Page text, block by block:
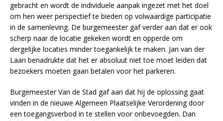
gebracht en wordt de individuele aanpak ingezet met het doel
om hen weer perspectief te bieden op volwaardige participatie
in de samenleving. De burgemeester gaf verder aan dat er ook
scherp naar de locatie gekeken wordt en opperde om
dergelijke locaties minder toegankelijk te maken. Jan van der
Laan benadrukte dat het er absoluut niet toe moet leiden dat
bezoekers moeten gaan betalen voor het parkeren.
Burgemeester Van de Stad gaf aan dat hij de oplossing gaat
vinden in de nieuwe Algemeen Plaatselijke Verordening door
een toegangsverbod in te stellen voor onbevoegden. Dan